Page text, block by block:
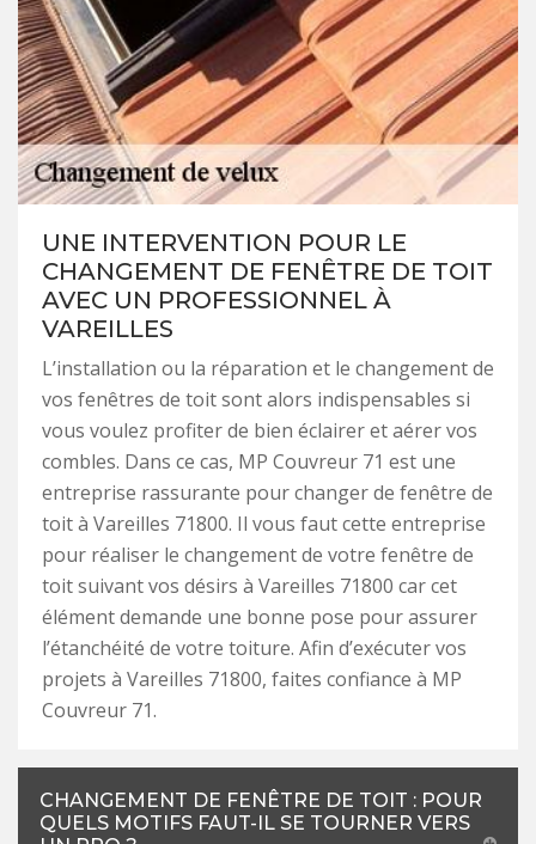
UNE INTERVENTION POUR LE
CHANGEMENT DE FENÊTRE DE TOIT
AVEC UN PROFESSIONNEL À
VAREILLES
L’installation ou la réparation et le changement de
vos fenêtres de toit sont alors indispensables si
vous voulez profiter de bien éclairer et aérer vos
combles. Dans ce cas, MP Couvreur 71 est une
entreprise rassurante pour changer de fenêtre de
toit à Vareilles 71800. Il vous faut cette entreprise
pour réaliser le changement de votre fenêtre de
toit suivant vos désirs à Vareilles 71800 car cet
élément demande une bonne pose pour assurer
l’étanchéité de votre toiture. Afin d’exécuter vos
projets à Vareilles 71800, faites confiance à MP
Couvreur 71.
CHANGEMENT DE FENÊTRE DE TOIT : POUR
QUELS MOTIFS FAUT-IL SE TOURNER VERS